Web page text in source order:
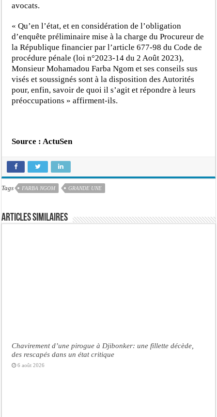
avocats.
« Qu’en l’état, et en considération de l’obligation
d’enquête préliminaire mise à la charge du Procureur de
la République financier par l’article 677-98 du Code de
procédure pénale (loi n°2023-14 du 2 Août 2023),
Monsieur Mohamadou Farba Ngom et ses conseils sus
visés et soussignés sont à la disposition des Autorités
pour, enfin, savoir de quoi il s’agit et répondre à leurs
préoccupations » affirment-ils.
Source : ActuSen
Tags FARBA NGOM GRANDE UNE
Articles similaires
Chavirement d’une pirogue à Djibonker: une fillette décède,
des rescapés dans un état critique
6 août 2026